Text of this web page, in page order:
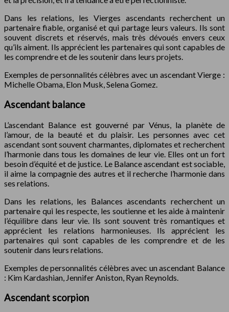
Dans les relations, les Vierges ascendants recherchent un
partenaire fiable, organisé et qui partage leurs valeurs. Ils sont
souvent discrets et réservés, mais très dévoués envers ceux
qu’ils aiment. Ils apprécient les partenaires qui sont capables de
les comprendre et de les soutenir dans leurs projets.
Exemples de personnalités célèbres avec un ascendant Vierge :
Michelle Obama, Elon Musk, Selena Gomez.
Ascendant balance
L’ascendant Balance est gouverné par Vénus, la planète de
l’amour, de la beauté et du plaisir. Les personnes avec cet
ascendant sont souvent charmantes, diplomates et recherchent
l’harmonie dans tous les domaines de leur vie. Elles ont un fort
besoin d’équité et de justice. Le Balance ascendant est sociable,
il aime la compagnie des autres et il recherche l’harmonie dans
ses relations.
Dans les relations, les Balances ascendants recherchent un
partenaire qui les respecte, les soutienne et les aide à maintenir
l’équilibre dans leur vie. Ils sont souvent très romantiques et
apprécient les relations harmonieuses. Ils apprécient les
partenaires qui sont capables de les comprendre et de les
soutenir dans leurs relations.
Exemples de personnalités célèbres avec un ascendant Balance
: Kim Kardashian, Jennifer Aniston, Ryan Reynolds.
Ascendant scorpion